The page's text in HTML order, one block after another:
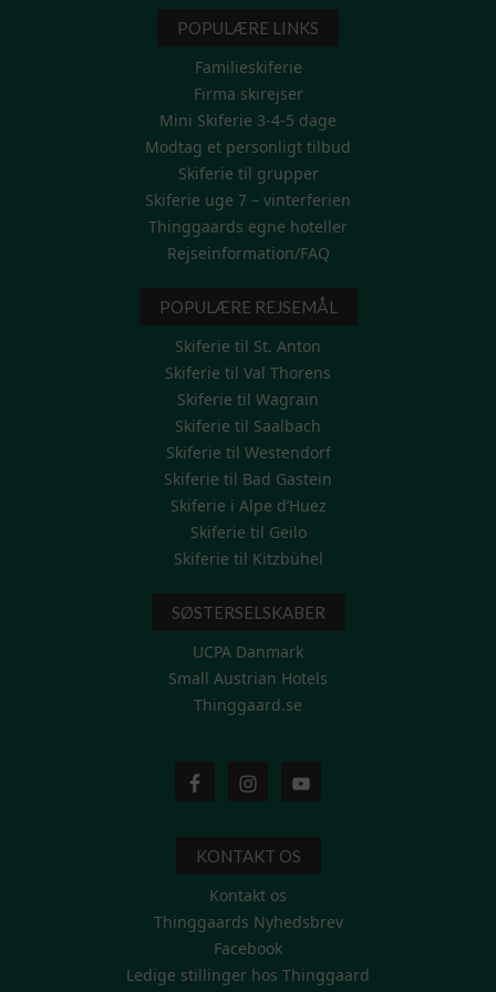
POPULÆRE LINKS
Familieskiferie
Firma skirejser
Mini Skiferie 3-4-5 dage
Modtag et personligt tilbud
Skiferie til grupper
Skiferie uge 7 – vinterferien
Thinggaards egne hoteller
Rejseinformation/FAQ
POPULÆRE REJSEMÅL
Skiferie til St. Anton
Skiferie til Val Thorens
Skiferie til Wagrain
Skiferie til Saalbach
Skiferie til Westendorf
Skiferie til Bad Gastein
Skiferie i Alpe d’Huez
Skiferie til Geilo
Skiferie til Kitzbühel
SØSTERSELSKABER
UCPA Danmark
Small Austrian Hotels
Thinggaard.se
KONTAKT OS
Kontakt os
Thinggaards Nyhedsbrev
Facebook
Ledige stillinger hos Thinggaard